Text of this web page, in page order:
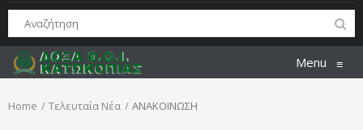
Menu ≡
Home Τελευταία Νέα ΑΝΑΚΟΙΝΩΣΗ